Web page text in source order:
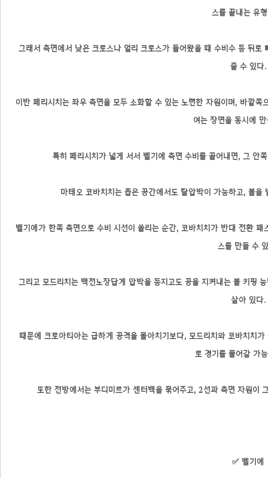
스를 끝내는 유
그래서 측면에서 낮은 크로스나 얼리 크로스가 들어왔을 때 수비수 등 뒤
줄 수 있다.
이반 페리시치는 좌우 측면을 모두 소화할 수 있는 노련한 자원이며, 바깥
여는 장면을 동시에
특히 페리시치가 넓게 서서 벨기에 측면 수비를 끌어내면, 그 안
마테오 코바치치는 좁은 공간에서도 탈압박이 가능하고, 볼을
벨기에가 한쪽 측면으로 수비 시선이 쏠리는 순간, 코바치치가 반대 전환
스를 만들 수
그리고 모드리치는 백전노장답게 압박을 등지고도 공을 지켜내는 볼 키핑
살아 있다.
때문에 크로아티아는 급하게 공격을 몰아치기보다, 모드리치와 코바치치
로 경기를 풀어갈 가
또한 전방에서는 부디미르가 센터백을 묶어주고, 2선과 측면 자원이
✅ 벨기에